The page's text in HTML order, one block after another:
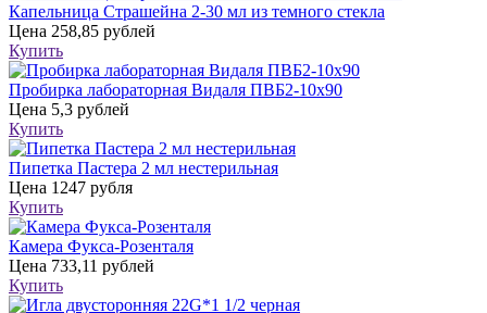
Капельница Страшейна 2-30 мл из темного стекла
Цена 258,85 рублей
Купить
Пробирка лабораторная Видаля ПВБ2-10х90
Цена 5,3 рублей
Купить
Пипетка Пастера 2 мл нестерильная
Цена 1247 рубля
Купить
Камера Фукса-Розенталя
Цена 733,11 рублей
Купить